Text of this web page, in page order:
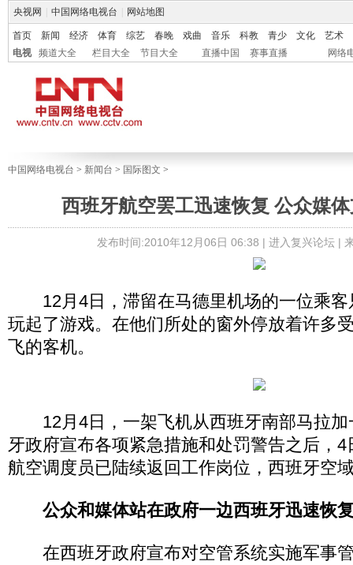
央视网 中国网络电视台 网站地图
首页 新闻 经济 体育 综艺 春晚 戏曲 音乐 科教 青少 文化
艺术
电视
频道大全 栏目大全 节目大全 直播中国 赛事直播 网络
中国网络电视台 > 新闻台 > 国际图文 >
西班牙航空罢工迅速恢复 公众媒
发布时间:2010年12月06日 06:38 | 进入复兴论坛|
12月4日，滞留在马德里机场的一位乘客
玩起了游戏。在他们所处的窗外停放着许多
飞的客机。
12月4日，一架飞机从西班牙南部马拉加
牙政府宣布各项紧急措施和处罚警告之后，
航空调度员已陆续返回工作岗位，西班牙空
公众和媒体站在政府一边西班牙迅速恢
在西班牙政府宣布对空管系统实施军事